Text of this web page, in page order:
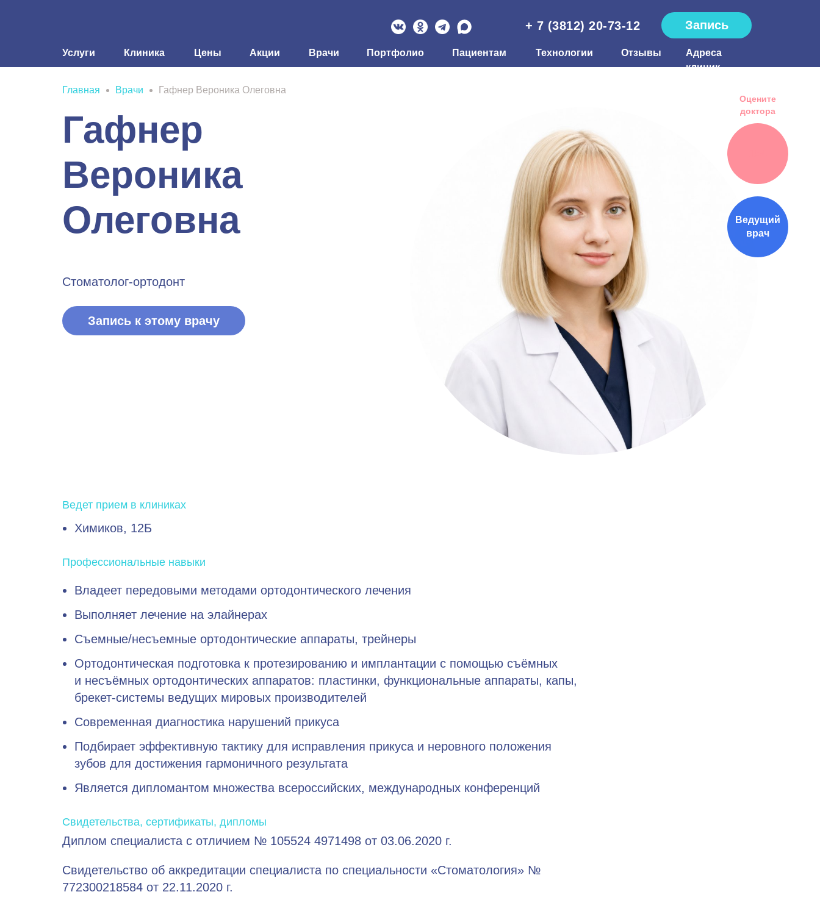
+ 7 (3812) 20-73-12 Запись
Услуги Клиника Цены Акции Врачи Портфолио Пациентам Технологии Отзывы
Адреса
клиник
Главная Врачи Гафнер Вероника Олеговна
Гафнер
Вероника
Олеговна
Стоматолог-ортодонт
Запись к этому врачу
Оцените
доктора
Ведущий
врач
Ведет прием в клиниках
Химиков, 12Б
Профессиональные навыки
Владеет передовыми методами ортодонтического лечения
Выполняет лечение на элайнерах
Съемные/несъемные ортодонтические аппараты, трейнеры
Ортодонтическая подготовка к протезированию и имплантации с помощью съёмных
и несъёмных ортодонтических аппаратов: пластинки, функциональные аппараты, капы,
брекет-системы ведущих мировых производителей
Современная диагностика нарушений прикуса
Подбирает эффективную тактику для исправления прикуса и неровного положения
зубов для достижения гармоничного результата
Является дипломантом множества всероссийских, международных конференций
Свидетельства, сертификаты, дипломы
Диплом специалиста с отличием № 105524 4971498 от 03.06.2020 г.
Свидетельство об аккредитации специалиста по специальности «Стоматология» №
772300218584 от 22.11.2020 г.